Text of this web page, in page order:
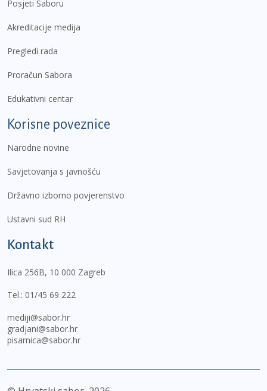
Posjeti Saboru
Akreditacije medija
Pregledi rada
Proračun Sabora
Edukativni centar
Korisne poveznice
Narodne novine
Savjetovanja s javnošću
Državno izborno povjerenstvo
Ustavni sud RH
Kontakt
Ilica 256B, 10 000 Zagreb
Tel.: 01/45 69 222
mediji@sabor.hr
gradjani@sabor.hr
pisarnica@sabor.hr